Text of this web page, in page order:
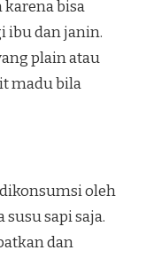
bisa
ibu dan janin.
plain atau
madu bila
oleh
sapi saja.
dan